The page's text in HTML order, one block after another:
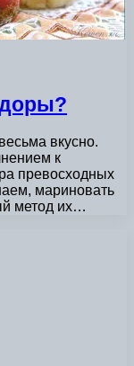
вкусно.
к
превосходных
мариновать
метод их…